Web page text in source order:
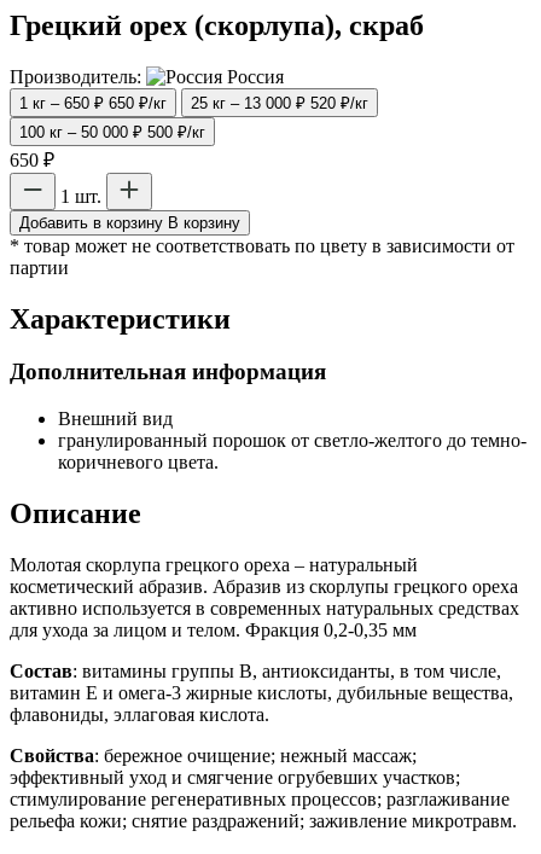
Грецкий орех (скорлупа), скраб
Производитель: Россия
1 кг – 650 ₽ 650 ₽/кг 25 кг – 13 000 ₽ 520 ₽/кг
100 кг – 50 000 ₽ 500 ₽/кг
650 ₽
1 шт.
Добавить в корзину В корзину
* товар может не соответствовать по цвету в зависимости от
партии
Характеристики
Дополнительная информация
Внешний вид
гранулированный порошок от светло-желтого до темно-
коричневого цвета.
Описание
Молотая скорлупа грецкого ореха – натуральный
косметический абразив. Абразив из скорлупы грецкого ореха
активно используется в современных натуральных средствах
для ухода за лицом и телом. Фракция 0,2-0,35 мм
Состав: витамины группы В, антиоксиданты, в том числе,
витамин Е и омега-3 жирные кислоты, дубильные вещества,
флавониды, эллаговая кислота.
Свойства: бережное очищение; нежный массаж;
эффективный уход и смягчение огрубевших участков;
стимулирование регенеративных процессов; разглаживание
рельефа кожи; снятие раздражений; заживление микротравм.